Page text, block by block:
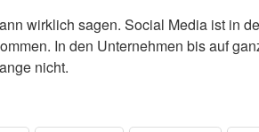
wirklich sagen. Social Media ist in
In den Unternehmen bis auf
nicht.